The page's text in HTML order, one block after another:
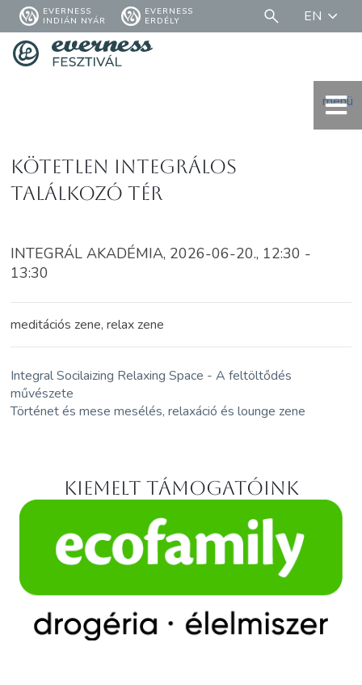
EVERNESS
INDIÁN NYÁR
EVERNESS
ERDÉLY
EN
menü
Kötetlen integrálos
találkozó tér
INTEGRÁL AKADÉMIA, 2026-06-20., 12:30 -
13:30
meditációs zene, relax zene
Integral Socilaizing Relaxing Space - A feltöltődés
művészete
Történet és mese mesélés, relaxáció és lounge zene
Kiemelt támogatóink